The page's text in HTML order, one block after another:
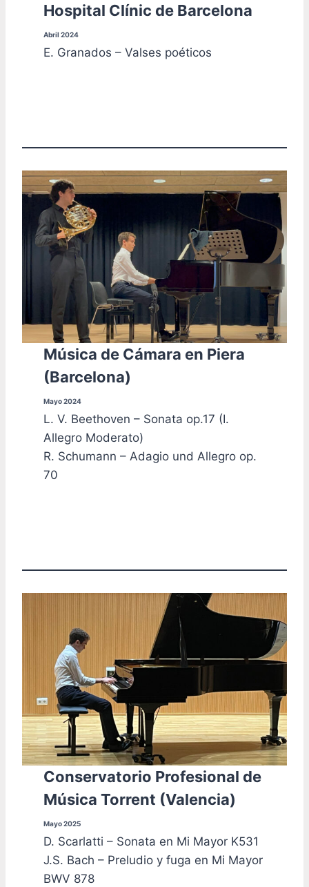
Hospital Clínic de Barcelona
Abril 2024
E. Granados – Valses poéticos
Música de Cámara en Piera
(Barcelona)
Mayo 2024
L. V. Beethoven – Sonata op.17 (I.
Allegro Moderato)
R. Schumann – Adagio und Allegro op.
70
Conservatorio Profesional de
Música Torrent (Valencia)
Mayo 2025
D. Scarlatti – Sonata en Mi Mayor K531
J.S. Bach – Preludio y fuga en Mi Mayor
BWV 878